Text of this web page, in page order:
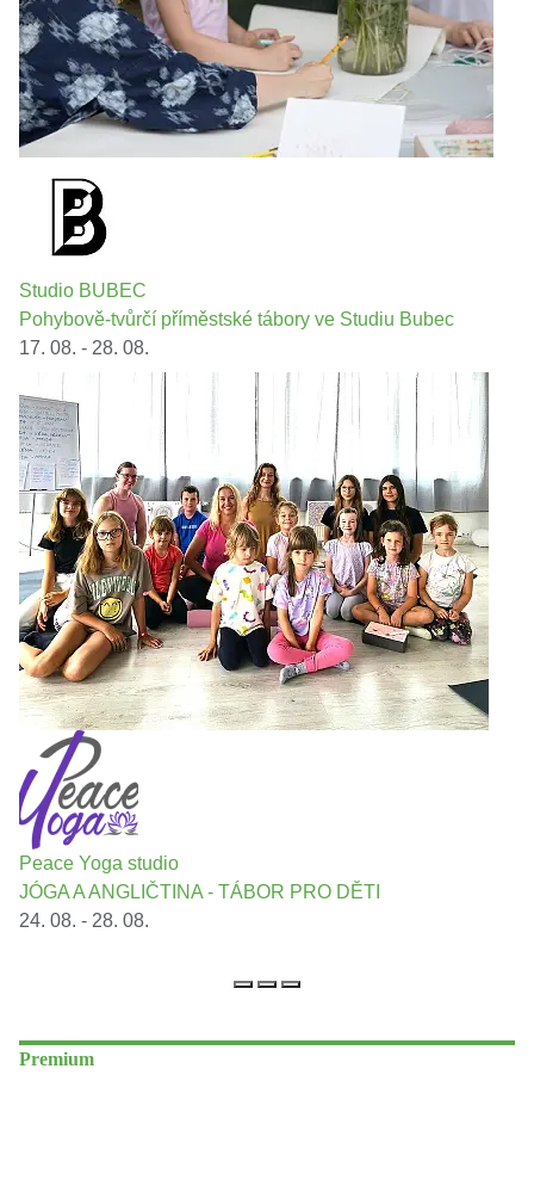
Studio BUBEC
Pohybově-tvůrčí příměstské tábory ve Studiu Bubec
17. 08. - 28. 08.
Peace Yoga studio
JÓGA A ANGLIČTINA - TÁBOR PRO DĚTI
24. 08. - 28. 08.
Premium